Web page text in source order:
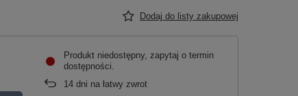
Dodaj do listy zakupowej
Produkt niedostępny, zapytaj o termin
dostępności
14 dni na łatwy zwrot